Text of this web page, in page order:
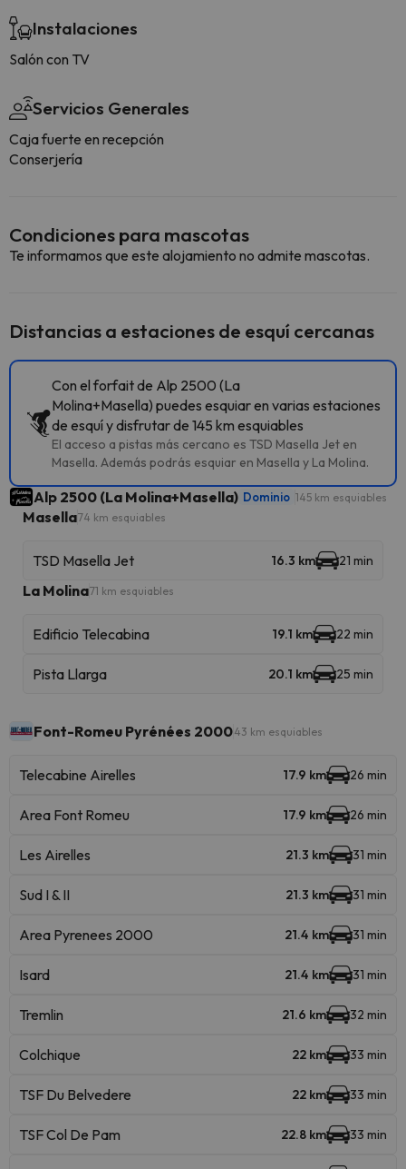
Instalaciones
Salón con TV
Servicios Generales
Caja fuerte en recepción
Conserjería
Condiciones para mascotas
Te informamos que este alojamiento no admite mascotas.
Distancias a estaciones de esquí cercanas
Con el forfait de Alp 2500 (La
Molina+Masella) puedes esquiar en varias estaciones
de esquí y disfrutar de 145 km esquiables
El acceso a pistas más cercano es TSD Masella Jet en
Masella. Además podrás esquiar en Masella y La Molina.
Alp 2500 (La Molina+Masella) Dominio 145 km esquiables
Masella74 km esquiables
TSD Masella Jet 16.3 km 21 min
La Molina71 km esquiables
Edificio Telecabina 19.1 km 22 min
Pista Llarga 20.1 km 25 min
Font-Romeu Pyrénées 200043 km esquiables
Telecabine Airelles 17.9 km 26 min
Area Font Romeu 17.9 km 26 min
Les Airelles 21.3 km 31 min
Sud I & II 21.3 km 31 min
Area Pyrenees 2000 21.4 km 31 min
Isard 21.4 km 31 min
Tremlin 21.6 km 32 min
Colchique 22 km 33 min
TSF Du Belvedere 22 km 33 min
TSF Col De Pam 22.8 km 33 min